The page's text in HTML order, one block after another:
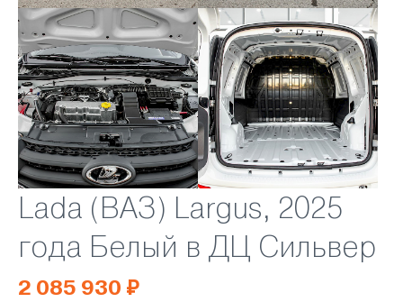
Lada (ВАЗ) Largus, 2025
года Белый в ДЦ Сильвер
2 085 930 ₽